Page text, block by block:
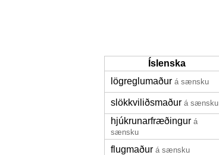
Íslenska
lögreglumaður á sænsku
slökkviliðsmaður á sænsku
hjúkrunarfræðingur á
sænsku
flugmaður á sænsku